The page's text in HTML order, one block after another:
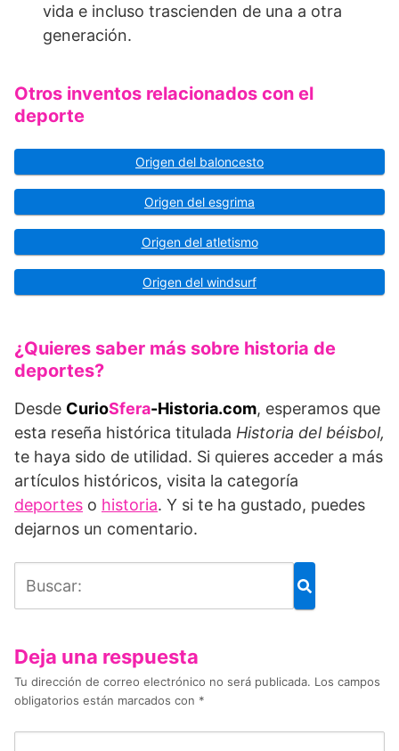
vida e incluso trascienden de una a otra
generación.
Otros inventos relacionados con el
deporte
Origen del baloncesto
Origen del esgrima
Origen del atletismo
Origen del windsurf
¿Quieres saber más sobre historia de
deportes?
Desde CurioSfera-Historia.com, esperamos que
esta reseña histórica titulada Historia del béisbol,
te haya sido de utilidad. Si quieres acceder a más
artículos históricos, visita la categoría
deportes o historia. Y si te ha gustado, puedes
dejarnos un comentario.
Deja una respuesta
Tu dirección de correo electrónico no será publicada. Los campos
obligatorios están marcados con *